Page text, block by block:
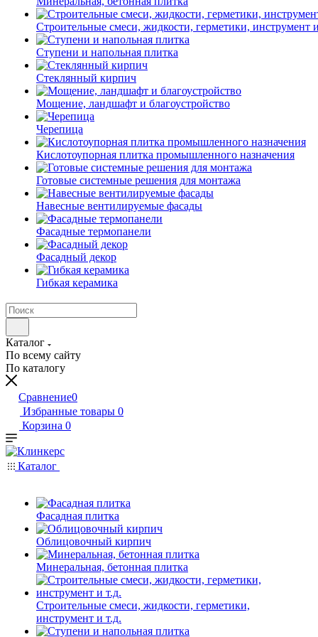
Строительные смеси, жидкости, герметики, инструмент
Ступени и напольная плитка
Cтеклянный кирпич
Мощение, ландшафт и благоустройство
Черепица
Кислотоупорная плитка промышленного назначения
Готовые системные решения для монтажа
Навесные вентилируемые фасады
Фасадные термопанели
Фасадный декор
Гибкая керамика
Каталог
По всему сайту
По каталогу
Сравнение0
Избранные товары 0
Корзина 0
Каталог
Фасадная плитка
Облицовочный кирпич
Минеральная, бетонная плитка
Строительные смеси, жидкости, герметики,
инструмент и т.д.